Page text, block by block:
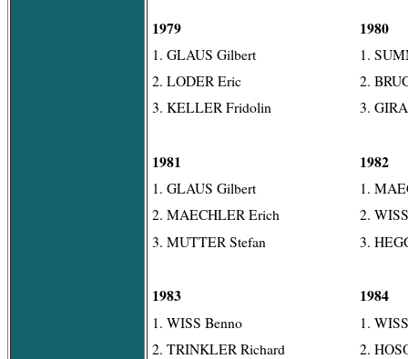
1979
1. GLAUS Gilbert
2. LODER Eric
3. KELLER Fridolin
1981
1. GLAUS Gilbert
2. MAECHLER Erich
3. MUTTER Stefan
1983
1. WISS Benno
2. TRINKLER Richard
1980
1.
2.
3.
1982
1.
2.
3.
1984
1.
2.